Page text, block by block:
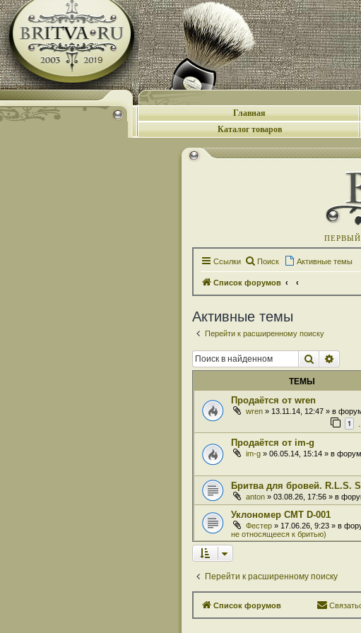
Главная
Каталог товаров
Ссылки Поиск Активные темы
Список форумов
Активные темы
Перейти к расширенному поиску
Поиск
ТЕМЫ
Продаётся от wren
wren » 13.11.14, 12:47 » в
1
Продаётся от im-g
im-g » 06.05.14, 15:14 » в
Бритва для бровей. R.L.S.
anton » 03.08.26, 17:56 » в
Уклономер СМТ D-001
Фестер » 17.06.26, 9:23 » в
не относящееся к бритью)
Перейти к расширенному поиску
Список форумов